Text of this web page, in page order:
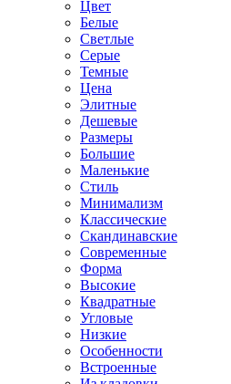
Цвет
Белые
Светлые
Серые
Темные
Цена
Элитные
Дешевые
Размеры
Большие
Маленькие
Стиль
Минимализм
Классические
Скандинавские
Современные
Форма
Высокие
Квадратные
Угловые
Низкие
Особенности
Встроенные